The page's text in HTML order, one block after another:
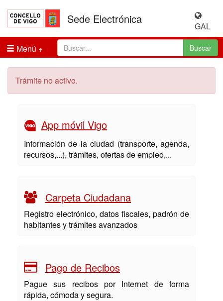
Sede Electrónica
GAL
Menú
Buscar
Trámite no activo.
App móvil Vigo
Información de la ciudad (transporte, agenda,
recursos,...), trámites, ofertas de empleo,...
Carpeta Ciudadana
Registro electrónico, datos fiscales, padrón de
habitantes y trámites avanzados
Pago de Recibos
Pague sus recibos por Internet de forma
rápida, cómoda y segura.